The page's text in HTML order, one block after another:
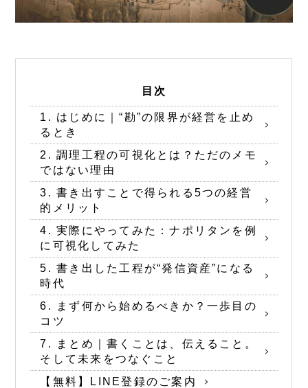
目次
1. はじめに｜“勘”の限界が経営を止め
るとき
2. 調理工程の可視化とは？ただのメモ
ではない理由
3. 書き出すことで得られる5つの経営
的メリット
4. 実際にやってみた：ナポリタンを例
に可視化してみた
5. 書き出した工程が“発信資産”になる
時代
6. まず何から始めるべきか？一歩目の
コツ
7. まとめ｜書くことは、伝えること。
そして未来をつなぐこと
【無料】LINE登録のご案内